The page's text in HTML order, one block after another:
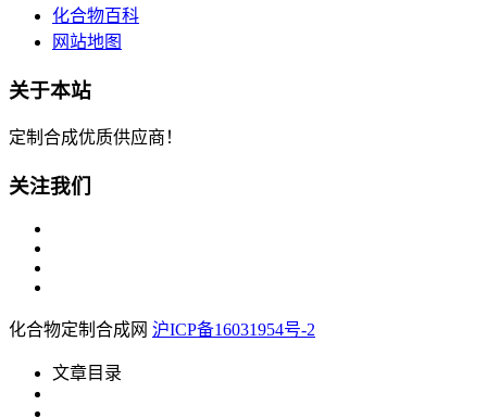
化合物百科
网站地图
关于本站
定制合成优质供应商！
关注我们
化合物定制合成网 沪ICP备16031954号-2
文章目录